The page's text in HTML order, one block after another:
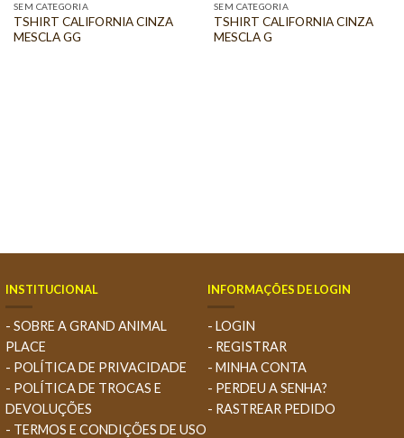
SEM CATEGORIA
TSHIRT CALIFORNIA CINZA
MESCLA GG
SEM CATEGORIA
TSHIRT CALIFORNIA CINZA
MESCLA G
INSTITUCIONAL
- SOBRE A GRAND ANIMAL
PLACE
- POLÍTICA DE PRIVACIDADE
- POLÍTICA DE TROCAS E
DEVOLUÇÕES
- TERMOS E CONDIÇÕES DE USO
INFORMAÇÕES DE LOGIN
- LOGIN
- REGISTRAR
- MINHA CONTA
- PERDEU A SENHA?
- RASTREAR PEDIDO